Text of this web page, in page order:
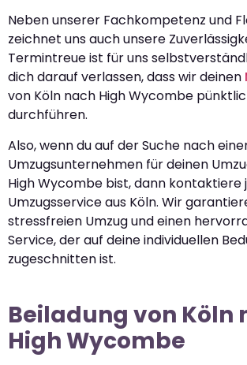
Neben unserer Fachkompetenz und
zeichnet uns auch unsere
Termintreue ist für uns
dich darauf verlassen, dass wir deinen
von Köln nach High Wycombe
durchführen.
Also, wenn du auf der Suche nach
Umzugsunternehmen für deinen
High Wycombe bist, dann
Umzugsservice aus Köln. Wir
stressfreien Umzug und einen
Service, der auf deine individuellen
zugeschnitten ist.
Beiladung von Köln
High Wycombe